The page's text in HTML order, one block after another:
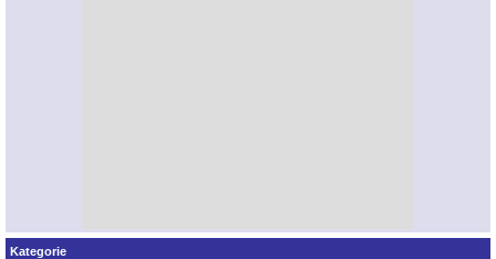
Kategorie